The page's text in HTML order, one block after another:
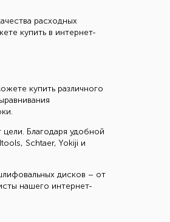
расходных
купить в интернет-
купить различного
Благодаря удобной
Schtaer, Yokiji и
дисков – от
нашего интернет-